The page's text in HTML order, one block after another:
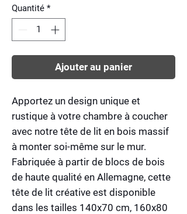
Quantité *
Ajouter au panier
Apportez un design unique et
rustique à votre chambre à coucher
avec notre tête de lit en bois massif
à monter soi-même sur le mur.
Fabriquée à partir de blocs de bois
de haute qualité en Allemagne, cette
tête de lit créative est disponible
dans les tailles 140x70 cm, 160x80